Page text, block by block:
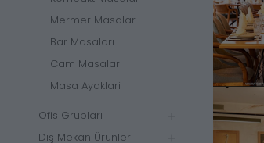
Mermer Masalar
Bar Masaları
Cam Masalar
Masa Ayaklari
Ofis Grupları
Dış Mekan Ürünler